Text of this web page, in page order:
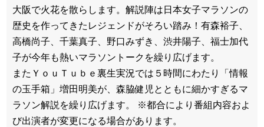
大阪で火花を散らします。解説陣は日本女子マラソンの
歴史を作ってきたレジェンドがそろい踏み！有森裕子、
高橋尚子、千葉真子、野口みずき、渋井陽子、福士加代
子が今年も熱いマラソントークを繰り広げます。
またＹｏｕＴｕｂｅ裏生実況では５時間にわたり「情報
の玉手箱」増田明美が、森脇健児とともに細かすぎるマ
ラソン解説を繰り広げます。 ※都合により番組内容およ
び出演者が変更になる場合があります。